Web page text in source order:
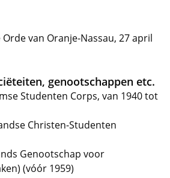
van Oranje-Nassau, 27 april
genootschappen etc.
Studenten Corps, van 1940 tot
Christen-Studenten
Genootschap voor
(vóór 1959)